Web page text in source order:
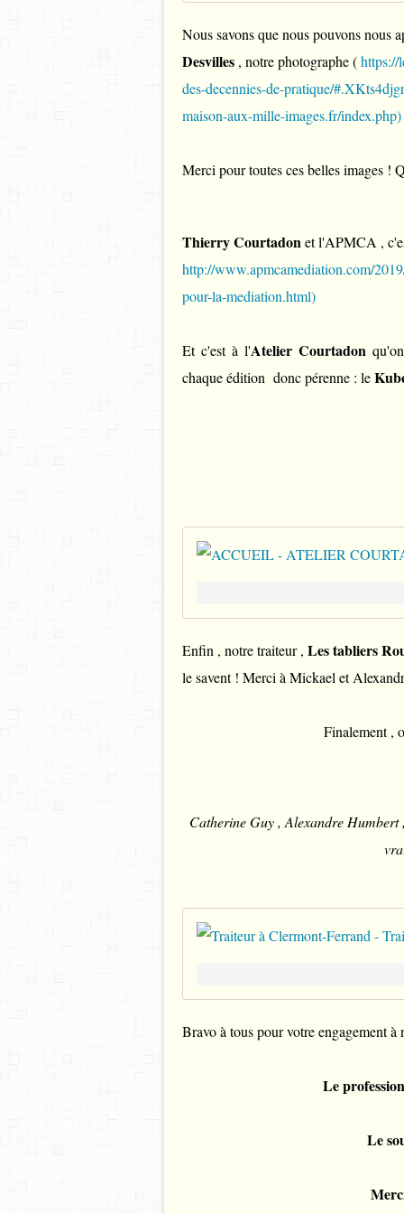
Nous savons que nous pouvons nous
Desvilles , notre photographe (https://
des-decennies-de-pratique/
maison-aux-mille-images.fr/index.php)
Merci pour toutes ces belles images !
Thierry Courtadonet l'APMCA ,
http://www.apmcamediation.com/
pour-la-mediation.html)
Et c'est à l'Atelier Courtadon
chaque édition donc pérenne : le
Enfin , notre traiteur ,Les tabliers
le savent ! Merci à Mickael et
Finalement ,
Catherine Guy , Alexandre
Bravo à tous pour votre engagement
Le
Le